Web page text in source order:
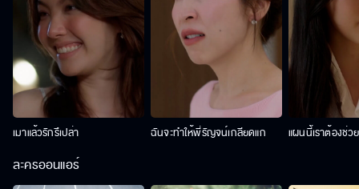
เมาแล้วรักรึเปล่า ฉันจะทำให้พี่รัญจน์เกลียดแก แผนนี้เราต้องช่ว
ละครออนแอร์